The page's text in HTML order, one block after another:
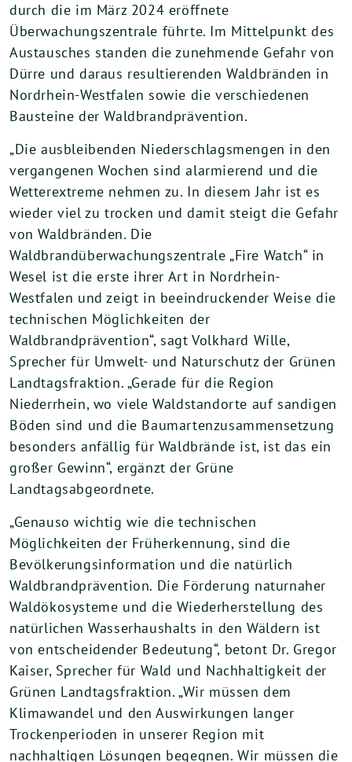
durch die im März 2024 eröffnete
Überwachungszentrale führte. Im Mittelpunkt des
Austausches standen die zunehmende Gefahr von
Dürre und daraus resultierenden Waldbränden in
Nordrhein-Westfalen sowie die verschiedenen
Bausteine der Waldbrandprävention.
„Die ausbleibenden Niederschlagsmengen in den
vergangenen Wochen sind alarmierend und die
Wetterextreme nehmen zu. In diesem Jahr ist es
wieder viel zu trocken und damit steigt die Gefahr
von Waldbränden. Die
Waldbrandüberwachungszentrale „Fire Watch“ in
Wesel ist die erste ihrer Art in Nordrhein-
Westfalen und zeigt in beeindruckender Weise die
technischen Möglichkeiten der
Waldbrandprävention“, sagt Volkhard Wille,
Sprecher für Umwelt- und Naturschutz der Grünen
Landtagsfraktion. „Gerade für die Region
Niederrhein, wo viele Waldstandorte auf sandigen
Böden sind und die Baumartenzusammensetzung
besonders anfällig für Waldbrände ist, ist das ein
großer Gewinn“, ergänzt der Grüne
Landtagsabgeordnete.
„Genauso wichtig wie die technischen
Möglichkeiten der Früherkennung, sind die
Bevölkerungsinformation und die natürlich
Waldbrandprävention. Die Förderung naturnaher
Waldökosysteme und die Wiederherstellung des
natürlichen Wasserhaushalts in den Wäldern ist
von entscheidender Bedeutung“, betont Dr. Gregor
Kaiser, Sprecher für Wald und Nachhaltigkeit der
Grünen Landtagsfraktion. „Wir müssen dem
Klimawandel und den Auswirkungen langer
Trockenperioden in unserer Region mit
nachhaltigen Lösungen begegnen. Wir müssen die